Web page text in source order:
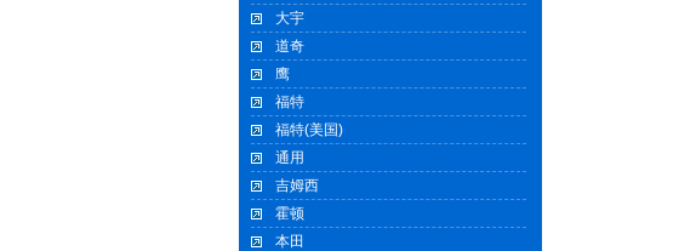
大宇
道奇
鹰
福特
福特(美国)
通用
吉姆西
霍顿
本田